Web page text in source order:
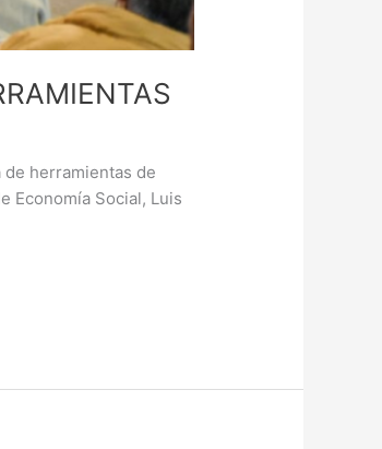
herramientas de
Economía Social, Luis